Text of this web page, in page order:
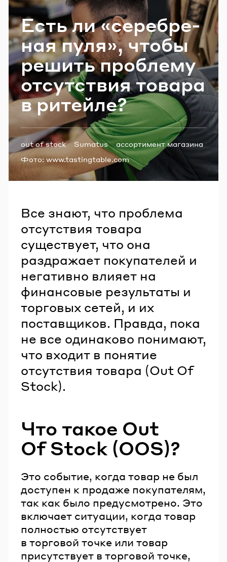
Есть ли «се­реб­ре­
ная пуля», чтобы
ре­шить про­бле­му
от­сут­ствия то­ва­ра
в ри­тей­ле?
Теги:
out of stock Sumatus
ассортимент магазина
Фото: www.tastingtable.com
Все знают, что проблема
отсутствия товара
существует, что она
раздражает покупателей и
негативно влияет на
финансовые результаты и
торговых сетей, и их
поставщиков. Правда, пока
не все одинаково понимают,
что входит в понятие
отсутствия товара (Out Of
Stock).
Что такое Out
Of Stock (OOS)?
Это событие, когда товар не был
доступен к продаже покупателям,
так как было предусмотрено. Это
включает ситуации, когда товар
полностью отсутствует
в торговой точке или товар
присутствует в торговой точке,
Email
Пароль
Забыли пароль?
ВОЙТИ